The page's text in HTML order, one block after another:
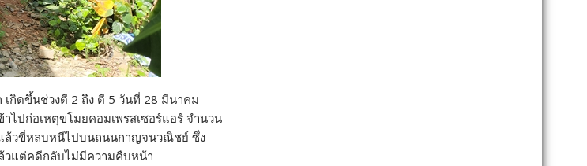
เกิดขึ้นช่วงตี 2 ถึง ตี 5 วันที่ 28 มีนาคม
ไปก่อเหตุขโมยคอมเพรสเซอร์แอร์ จำนวน
แล้วขี่หลบหนีไปบนถนนกาญจนวณิชย์ ซึ่ง
วแต่คดีกลับไม่มีความคืบหน้า